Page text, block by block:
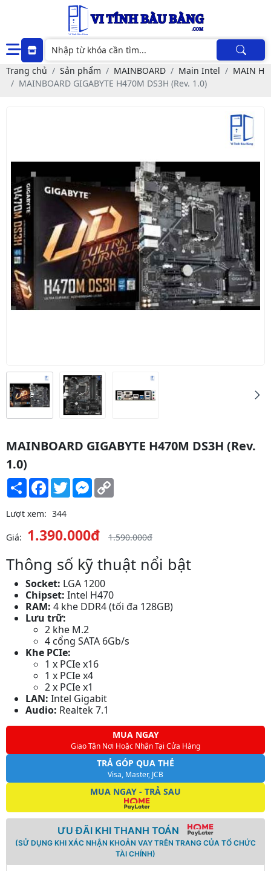
Trang chủ Sản phẩm MAINBOARD Main Intel
MAIN H
MAINBOARD GIGABYTE H470M DS3H (Rev. 1.0)
MAINBOARD GIGABYTE H470M DS3H (Rev.
1.0)
Share Facebook
TwitterMessenger
Lượt xem: 344
Giá: 1.390.000đ 1.590.000đ
Thông số kỹ thuật nổi bật
Socket: LGA 1200
Chipset: Intel H470
RAM: 4 khe DDR4 (tối đa 128GB)
Lưu trữ:
2 khe M.2
4 cổng SATA 6Gb/s
Khe PCIe:
1 x PCIe x16
1 x PCIe x4
2 x PCIe x1
LAN: Intel Gigabit
Audio: Realtek 7.1
MUA NGAY
Giao Tận Nơi Hoặc Nhận Tại Cửa Hàng
TRẢ GÓP QUA THẺ
Visa, Master, JCB
MUA NGAY - TRẢ SAU
ƯU ĐÃI KHI THANH TOÁN
(SỬ DỤNG KHI XÁC NHẬN KHOẢN VAY TRÊN TRANG CỦA TỔ CHỨC
TÀI CHÍNH)